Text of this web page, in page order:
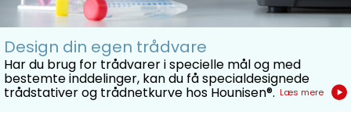
Design din egen trådvare
Har du brug for trådvarer i specielle mål og med
bestemte inddelinger, kan du få specialdesignede
trådstativer og trådnetkurve hos Hounisen®. Læs mere